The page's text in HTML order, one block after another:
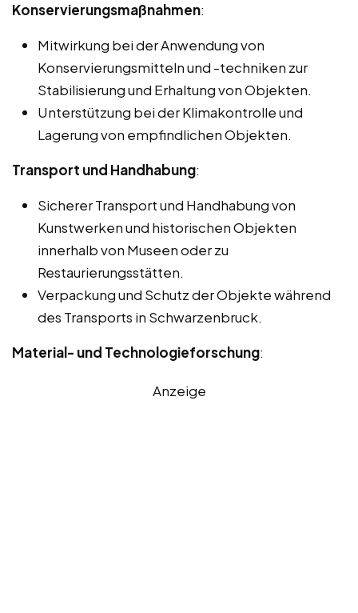
Konservierungsmaßnahmen:
Mitwirkung bei der Anwendung von
Konservierungsmitteln und -techniken zur
Stabilisierung und Erhaltung von Objekten.
Unterstützung bei der Klimakontrolle und
Lagerung von empfindlichen Objekten.
Transport und Handhabung:
Sicherer Transport und Handhabung von
Kunstwerken und historischen Objekten
innerhalb von Museen oder zu
Restaurierungsstätten.
Verpackung und Schutz der Objekte während
des Transports in Schwarzenbruck.
Material- und Technologieforschung:
Anzeige